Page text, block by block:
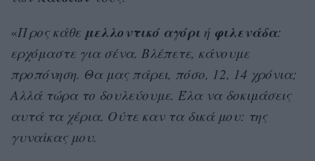
«Προς κάθε μελλοντικό αγόρι ή φιλενάδα:
ερχόμαστε για σένα. Βλέπετε, κάνουμε
προπόνηση. Θα μας πάρει, πόσο, 12, 14 χρόνια;
Αλλά τώρα το δουλεύουμε. Έλα να δοκιμάσεις
αυτά τα χέρια. Ούτε καν τα δικά μου: της
γυναίκας μου.